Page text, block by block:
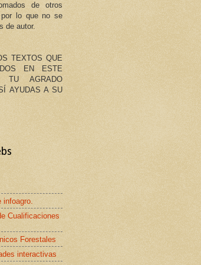
de otros
lo que no se
de autor.
TEXTOS QUE
EN ESTE
AGRADO
AYUDAS A SU
Cualificaciones
Forestales
interactivas